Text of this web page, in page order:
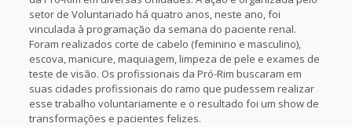
setor de Voluntariado há quatro anos, neste ano, foi
vinculada à programação da semana do paciente renal.
Foram realizados corte de cabelo (feminino e masculino),
escova, manicure, maquiagem, limpeza de pele e exames de
teste de visão. Os profissionais da Pró-Rim buscaram em
suas cidades profissionais do ramo que pudessem realizar
esse trabalho voluntariamente e o resultado foi um show de
transformações e pacientes felizes.